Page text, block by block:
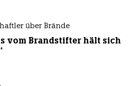
über Brände
vom Brandstifter hält sich